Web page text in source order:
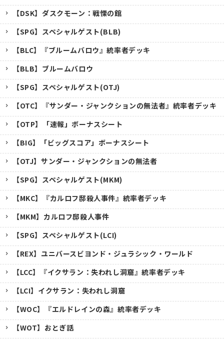
【DSK】ダスクモーン：戦慄の館
【SPG】スペシャルゲスト(BLB)
【BLC】『ブルームバロウ』統率者デッキ
【BLB】ブルームバロウ
【SPG】スペシャルゲスト(OTJ)
【OTC】『サンダー・ジャンクションの無法者』統率者デッキ
【OTP】「速報」ボーナスシート
【BIG】「ビッグスコア」ボーナスシート
【OTJ】サンダー・ジャンクションの無法者
【SPG】スペシャルゲスト(MKM)
【MKC】『カルロフ邸殺人事件』統率者デッキ
【MKM】カルロフ邸殺人事件
【SPG】スペシャルゲスト(LCI)
【REX】ユニバースビヨンド・ジュラシック・ワールド
【LCC】『イクサラン：失われし洞窟』統率者デッキ
【LCI】イクサラン：失われし洞窟
【WOC】『エルドレインの森』統率者デッキ
【WOT】おとぎ話